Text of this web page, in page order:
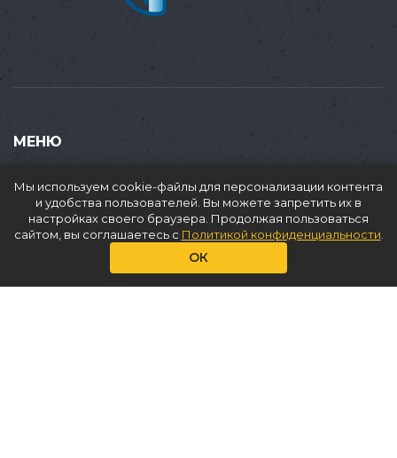
МЕНЮ
Продать
Доставка
Мы используем cookie-файлы для персонализации контента
и удобства пользователей. Вы можете запретить их в
настройках своего браузера. Продолжая пользоваться
сайтом, вы соглашаетесь с Политикой конфиденциальности
ОК